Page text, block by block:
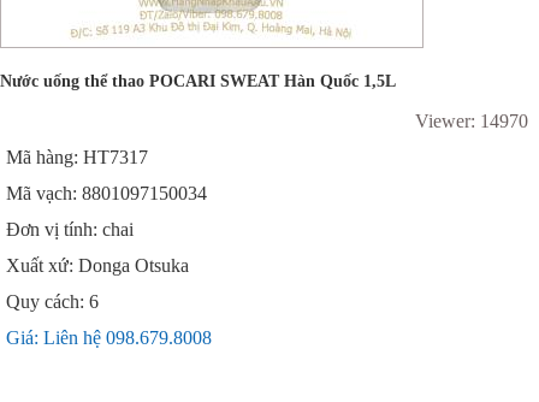
Nước uống thể thao POCARI SWEAT Hàn Quốc 1,5L
Viewer: 14970
Mã hàng: HT7317
Mã vạch: 8801097150034
Đơn vị tính: chai
Xuất xứ: Donga Otsuka
Quy cách: 6
Giá: Liên hệ 098.679.8008